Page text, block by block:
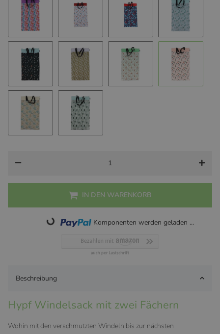
Jellyfish Blobs Flower Magic Abstract
Mushrooms Leaves
IN DEN WARENKORB
Loading... Komponenten werden geladen ...
Beschreibung
Hypf Windelsack mit zwei Fächern
Wohin mit den verschmutzten Windeln bis zur nächsten